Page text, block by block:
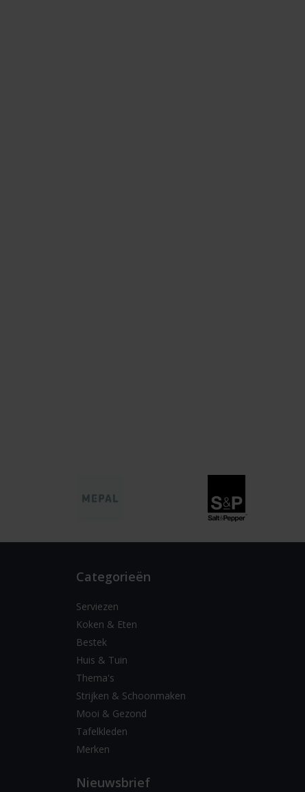
Categorieën
Serviezen
Koken & Eten
Bestek
Huis & Tuin
Thema's
Strijken & Schoonmaken
Mooi & Gezond
Tafelkleden
Merken
Nieuwsbrief